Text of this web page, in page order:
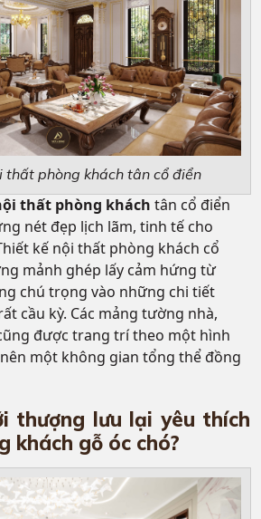
thất phòng khách tân cổ điển
thất phòng khách tân cổ điển
nét đẹp lịch lãm, tinh tế cho
kế nội thất phòng khách cổ
mảnh ghép lấy cảm hứng từ
chú trọng vào những chi tiết
cầu kỳ. Các mảng tường nhà,
được trang trí theo một hình
một không gian tổng thể đồng
thượng lưu lại yêu thích
khách gỗ óc chó?